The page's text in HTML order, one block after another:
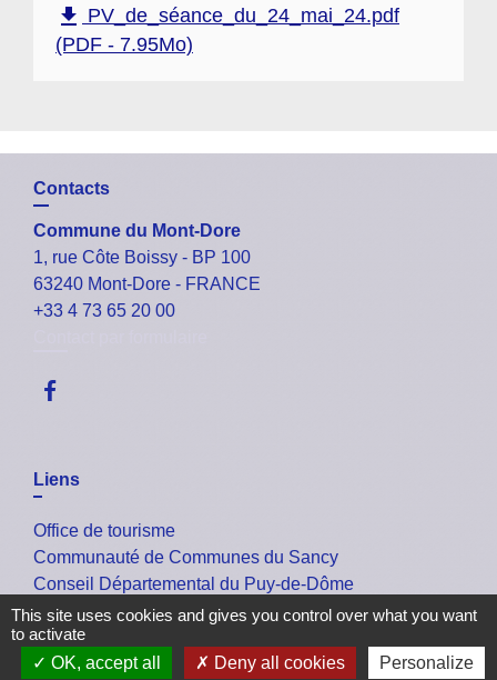
file_download PV_de_séance_du_24_mai_24.pdf
(PDF - 7.95Mo)
Contacts
Commune du Mont-Dore
1, rue Côte Boissy - BP 100
63240 Mont-Dore - FRANCE
+33 4 73 65 20 00
Liens
Office de tourisme
Communauté de Communes du Sancy
Conseil Départemental du Puy-de-Dôme
La Région Auvergne-Rhône-Alpes
Les Services de l'Etat dans le Puy-de-Dôme
This site uses cookies and gives you control over what you want
to activate
OK, accept all
Deny all cookies Personalize